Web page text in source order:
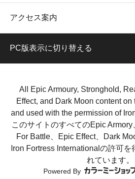
アクセス案内
PC版表示に切り替える
All Epic Armoury, Stronghold,
Effect, and Dark Moon content
and used with the permission of
このサイトのすべてのEpic
For Battle、Epic Effect、Dark
Iron Fortress Internationalの許可
れています。
Powered By